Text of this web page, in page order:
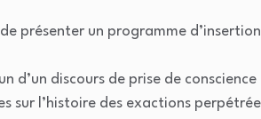
présenter un programme
d’un discours de prise de
sur l’histoire des exactions